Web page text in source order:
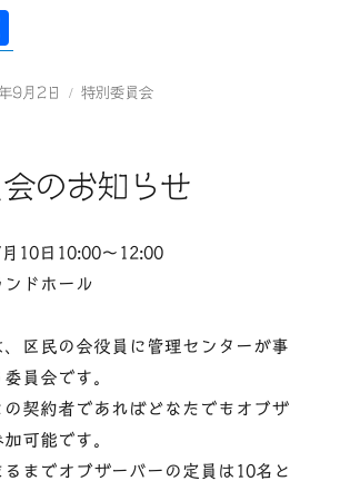
有
9月2日
カ
ー
特別委員会
のお知らせ
10日10:00〜12:00
ドホール
区民の会役員に管理センターが事
員会です。
の契約者であればどなたでもオブザ
可能です。
るまでオブザーバーの定員は10名と